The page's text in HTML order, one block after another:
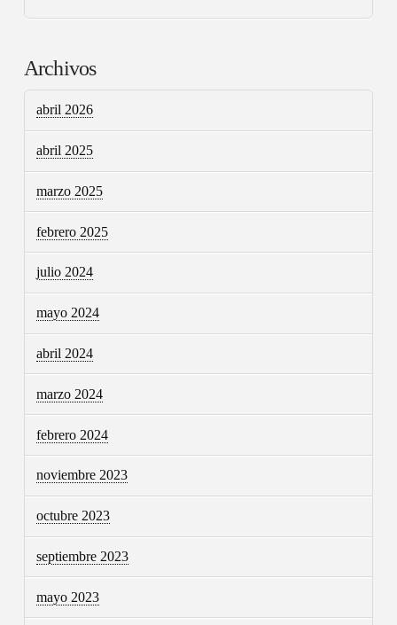
Archivos
abril 2026
abril 2025
marzo 2025
febrero 2025
julio 2024
mayo 2024
abril 2024
marzo 2024
febrero 2024
noviembre 2023
octubre 2023
septiembre 2023
mayo 2023